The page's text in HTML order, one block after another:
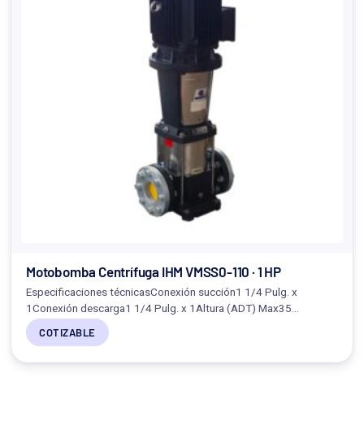
Motobomba Centrífuga IHM VMSS0-110 · 1 HP
Especificaciones técnicasConexión succión1 1/4 Pulg. x
1Conexión descarga1 1/4 Pulg. x 1Altura (ADT) Max35…
COTIZABLE